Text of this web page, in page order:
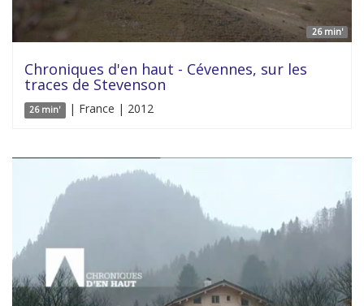
26 min'
Chroniques d'en haut - Cévennes, sur les
traces de Stevenson
26 min' | France | 2012